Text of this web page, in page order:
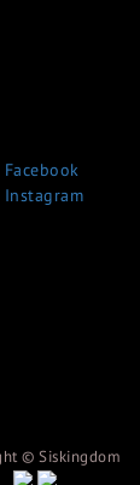
© Siskingdom